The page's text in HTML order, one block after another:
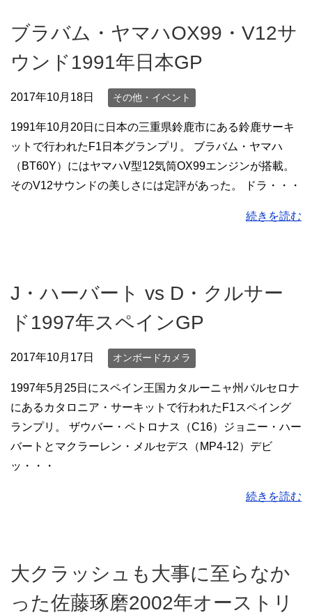
ブラバム・ヤマハOX99・V12サ
ウンド1991年日本GP
2017年10月18日 その他・イベント
1991年10月20日に日本の三重県鈴鹿市にある鈴鹿サーキ
ットで行われたF1日本グランプリ。 ブラバム・ヤマハ
（BT60Y）にはヤマハV型12気筒OX99エンジンが搭載。
そのV12サウンドの美しさには定評があった。 ドラ・・・
続きを読む
J・ハーバート vs D・クルサー
ド1997年スペインGP
2017年10月17日 オンボードカメラ
1997年5月25日にスペイン王国カタルーニャ州バルセロナ
にあるカタロニア・サーキットで行われたF1スペイング
ランプリ。 ザウバー・ペトロナス（C16）ジョニー・ハー
バートとマクラーレン・メルセデス（MP4-12）デビ
ッ・・・
続きを読む
大クラッシュも大事に至らなか
った佐藤琢磨2002年オーストリ